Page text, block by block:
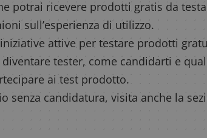
potrai ricevere prodotti gratis da
sull’esperienza di utilizzo.
attive per testare prodotti
tester, come candidarti e
ai test prodotto.
senza candidatura, visita anche la